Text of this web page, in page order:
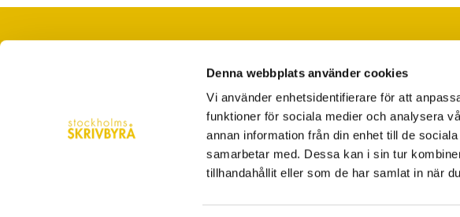
Denna webbplats använder cookies
Vi använder enhetsidentifierare för att
funktioner för sociala medier och analysera
annan information från din enhet till de
samarbetar med. Dessa kan i sin tur
tillhandahållit eller som de har samlat in när
hej@stockholmsskrivbyra.se
Västerlånggatan 28 Stockholm